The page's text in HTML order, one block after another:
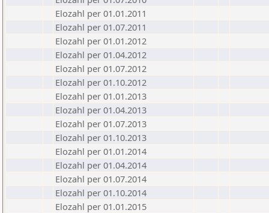
Elozahl per 01.01.2011
Elozahl per 01.07.2011
Elozahl per 01.01.2012
Elozahl per 01.04.2012
Elozahl per 01.07.2012
Elozahl per 01.10.2012
Elozahl per 01.01.2013
Elozahl per 01.04.2013
Elozahl per 01.07.2013
Elozahl per 01.10.2013
Elozahl per 01.01.2014
Elozahl per 01.04.2014
Elozahl per 01.07.2014
Elozahl per 01.10.2014
Elozahl per 01.01.2015